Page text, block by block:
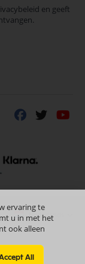
en geeft
ervaring te
u in met het
ook alleen
All
Nederlands